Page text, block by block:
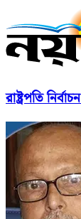
রাষ্ট্রপতি